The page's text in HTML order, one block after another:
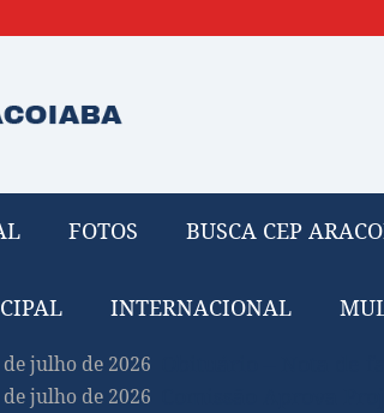
FOTOS BUSCA CEP
INTERNACIONAL
de julho de 2026
de julho de 2026